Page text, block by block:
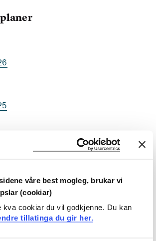
våre best mogleg, brukar vi
(cookiar)
kva cookiar du vil godkjenne. Du kan
tillatinga du gir her.